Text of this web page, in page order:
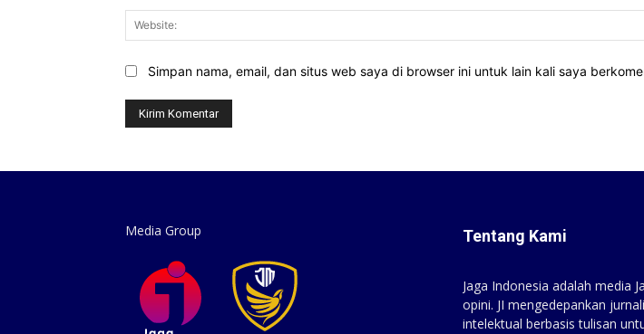
Simpan nama, email, dan situs web saya di browser ini untuk lain kali saya
Media Group Tentang Kami
Jaga Indonesia adalah media
opini. JI mengedepankan
intelektual berbasis tulisan